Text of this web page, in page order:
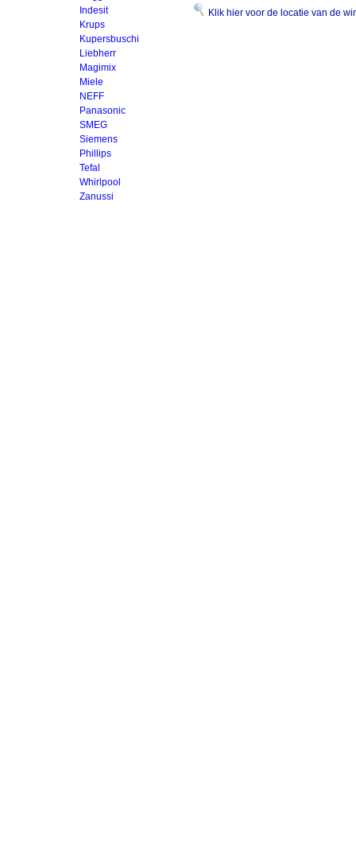
Indesit
Krups
Kupersbuschi
Liebherr
Magimix
Miele
NEFF
Panasonic
SMEG
Siemens
Phillips
Tefal
Whirlpool
Zanussi
Klik hier voor de locatie van de